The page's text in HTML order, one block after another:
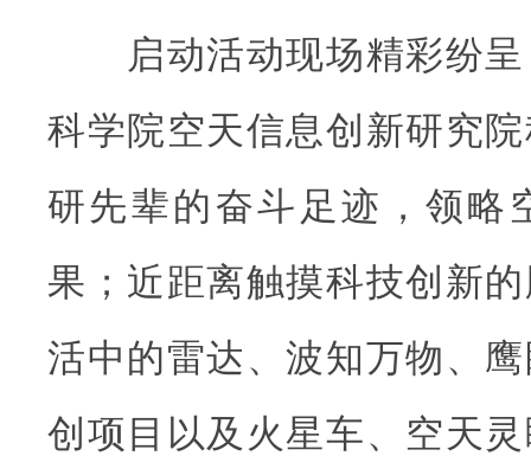
启动活动现场精彩纷呈
科学院空天信息创新研究
研先辈的奋斗足迹，领略
果；近距离触摸科技创新
活中的雷达、波知万物、
创项目以及火星车、空天